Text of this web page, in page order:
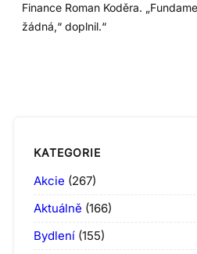
Finance Roman Koděra.
žádná,“ doplnil.“
KATEGORIE
Akcie (267)
Aktuálně (166)
Bydlení (155)